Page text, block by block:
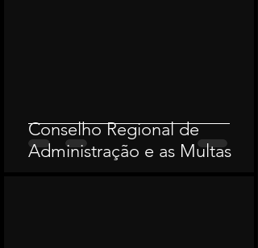
Conselho Regional de
Administração e as Multas